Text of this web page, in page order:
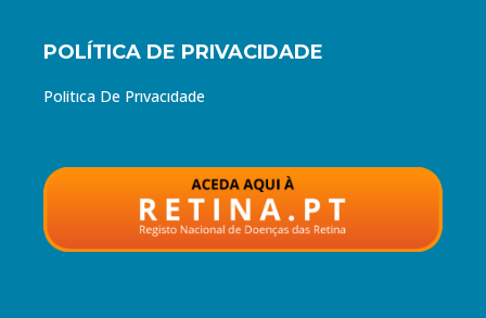
POLÍTICA DE PRIVACIDADE
Política De Privacidade